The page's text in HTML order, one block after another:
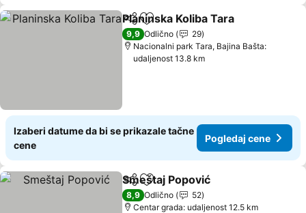
Deli Dodati u favorite
Planinska Koliba Tara
9,9 Odlično
29
Nacionalni park Tara, Bajina Bašta:
udaljenost 13.8 km
Izaberi datume da bi se prikazale tačne
cene
Pogledaj cene
Deli Dodati u favorite
Smeštaj Popović
8,9 Odlično
52
Centar grada: udaljenost 12.5 km